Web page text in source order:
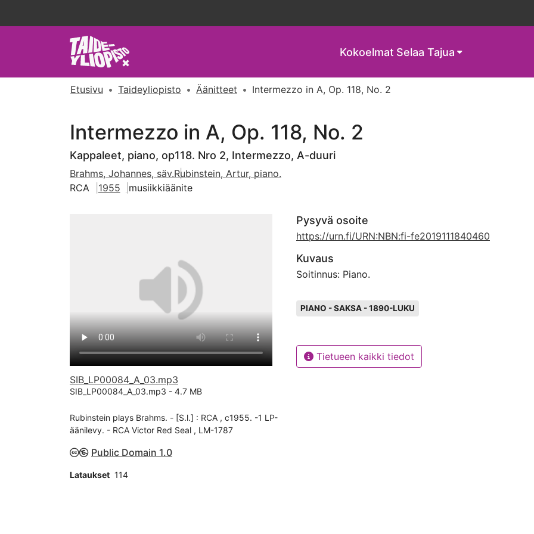
Kokoelmat Selaa Tajua
Etusivu Taideyliopisto Äänitteet Intermezzo in A, Op. 118, No. 2
Intermezzo in A, Op. 118, No. 2
Kappaleet, piano, op118. Nro 2, Intermezzo, A-duuri
Brahms, Johannes, säv.Rubinstein, Artur, piano.
RCA
1955 musiikkiäänite
SIB_LP00084_A_03.mp3
SIB_LP00084_A_03.mp3 - 4.7 MB
Rubinstein plays Brahms. - [S.l.] : RCA , c1955. -1 LP-
äänilevy. - RCA Victor Red Seal , LM-1787
Public Domain 1.0
Lataukset 114
Pysyvä osoite
https://urn.fi/URN:NBN:fi-fe2019111840460
Kuvaus
Soitinnus: Piano.
PIANO - SAKSA - 1890-LUKU
Tietueen kaikki tiedot